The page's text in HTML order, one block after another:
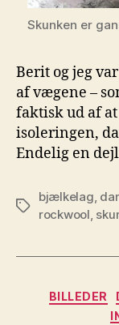
Skunken er
Berit og jeg
af vægene –
faktisk ud af
isoleringen,
Endelig en
Tags
bjælkelag,
rockwool,
BILLEDER